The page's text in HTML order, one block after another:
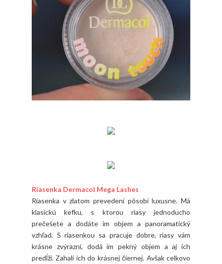
Riasenka Dermacol Mega Lashes
Riasenka v zlatom prevedení pôsobí luxusne. Má
klasickú kefku, s ktorou riasy jednoducho
prečešete a dodáte im objem a panoramatický
vzhľad. S riasenkou sa pracuje dobre, riasy vám
krásne zvýrazní, dodá im pekný objem a aj ich
predĺži. Zahalí ich do krásnej čiernej. Avšak celkovo